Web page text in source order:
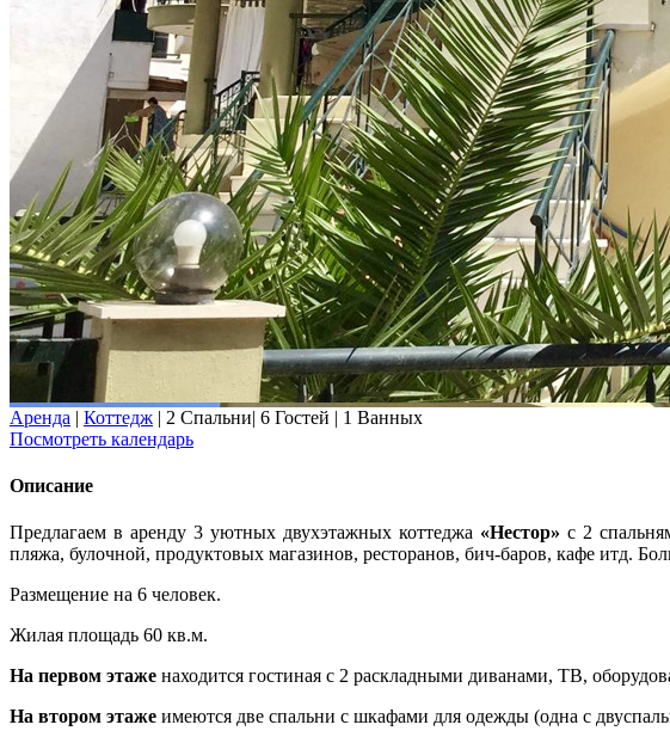
Аренда | Коттедж | 2 Спальни| 6 Гостей | 1 Ванных
Посмотреть календарь
Описание
Предлагаем в аренду 3 уютных двухэтажных коттеджа «Нестор» с 2
пляжа, булочной, продуктовых магазинов, ресторанов, бич-баров, кафе итд.
Размещение на 6 человек.
Жилая площадь 60 кв.м.
На первом этаже находится гостиная с 2 раскладными диванами, ТВ,
На втором этаже имеются две спальни с шкафами для одежды (одна с